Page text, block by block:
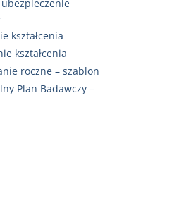
kształcenia
kształcenia
roczne – szablon
Plan Badawczy –